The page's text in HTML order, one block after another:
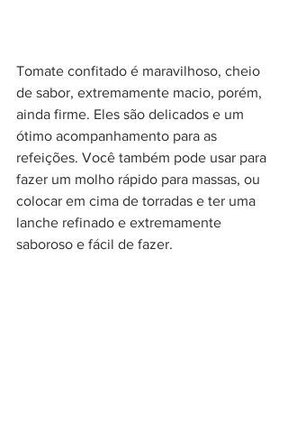
Tomate confitado é maravilhoso, cheio
de sabor, extremamente macio, porém,
ainda firme. Eles são delicados e um
ótimo acompanhamento para as
refeições. Você também pode usar para
fazer um molho rápido para massas, ou
colocar em cima de torradas e ter uma
lanche refinado e extremamente
saboroso e fácil de fazer.